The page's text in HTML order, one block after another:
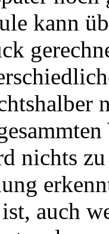
kann
nichts
auch